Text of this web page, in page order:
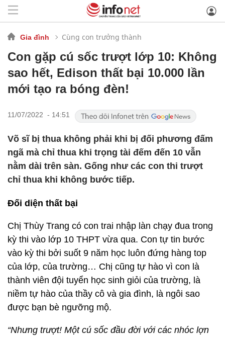
Gia đình Cùng con trưởng thành
Con gặp cú sốc trượt lớp 10: Không
sao hết, Edison thất bại 10.000 lần
mới tạo ra bóng đèn!
11/07/2022 - 14:51
Võ sĩ bị thua không phải khi bị đối phương đấm
ngã mà chỉ thua khi trọng tài đếm đến 10 vẫn
nằm dài trên sàn. Gống như các con thi trượt
chỉ thua khi không bước tiếp.
Đối diện thất bại
Chị Thùy Trang có con trai nhập làn chạy đua trong
kỳ thi vào lớp 10 THPT vừa qua. Con tự tin bước
vào kỳ thi bởi suốt 9 năm học luôn đứng hàng top
của lớp, của trường… Chị cũng tự hào vì con là
thành viên đội tuyển học sinh giỏi của trường, là
niềm tự hào của thầy cô và gia đình, là ngôi sao
được bạn bè ngưỡng mộ.
“Nhưng trượt! Một cú sốc đầu đời với các nhóc lợn